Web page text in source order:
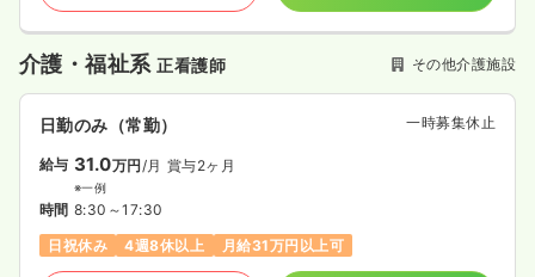
介護・福祉系正看護師 その他介護施設
日勤のみ（常勤） 一時募集休止
給与 31.0万円/月 賞与2ヶ月
※一例
時間 8:30～17:30
日祝休み
4週8休以上 月給31万円以上可